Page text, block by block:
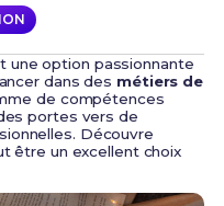
une option passionnante
dans des métiers de
de compétences
portes vers de
Découvre
être un excellent choix